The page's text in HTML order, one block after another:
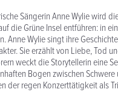
Sängerin Anne Wylie wird
die Grüne Insel entführen: in
Anne Wylie singt ihre
Sie erzählt von Liebe, Tod
weckt die Storytellerin eine
Bogen zwischen
der regen Konzerttätigkeit als